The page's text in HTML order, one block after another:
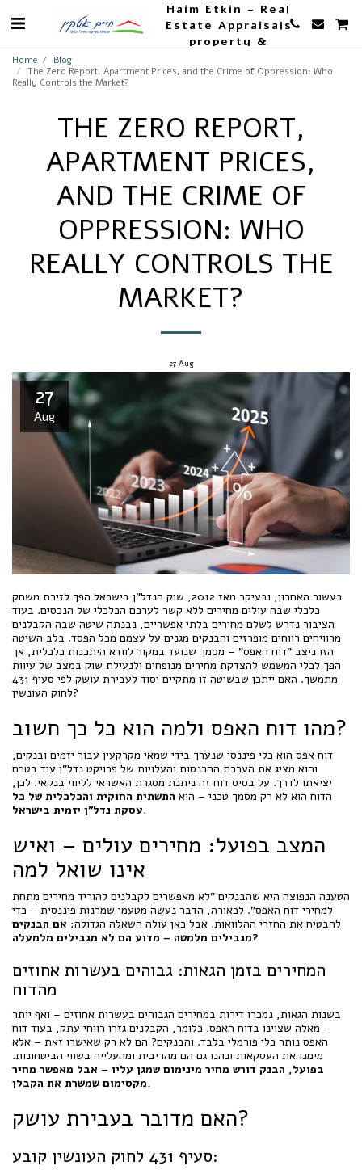
Haim Etkin - Real
Estate Appraisals
property &
Home
Blog
The Zero Report, Apartment Prices, and the Crime of Oppression: Who
Really Controls the Market?
THE ZERO REPORT,
APARTMENT PRICES,
AND THE CRIME OF
OPPRESSION: WHO
REALLY CONTROLS THE
MARKET?
27 Aug
27
Aug
בעשור האחרון, ובעיקר מאז 2012, שוק הנדל"ן בישראל הפך לזירת משחק
כלכלי שבה עולים מחירים ללא קשר לערכם הכלכלי של הנכסים. בעוד
הציבור נדרש לשלם מחירים בלתי אפשריים, נבנתה שיטה שבה הקבלנים
מרוויחים רווחים מופרזים והבנקים מגנים על עצמם מכל הפסד. בלב השיטה
הזו ניצב "דוח האפס" – מסמך שנועד במקור לוודא היתכנות כלכלית, אך
הפך לכלי המשמש להצדקת מחירים מנופחים ולנעילת שוק במצב של עיוות
מתמשך. האם ייתכן שבשיטה זו מתקיים יסוד לעבירת עושק לפי סעיף 431
לחוק העונשין?
מהו דוח האפס ולמה הוא כל כך חשוב?
דוח אפס הוא כלי פיננסי שנערך בידי שמאי מקרקעין עבור יזמים ובנקים,
והוא מציג את הערכת ההכנסות והעלויות של פרויקט נדל"ן עוד בטרם
יציאתו לדרך. על בסיס דוח זה ניתנת מסגרת האשראי לליווי בנקאי. לכן,
הדוח הוא לא רק מסמך טכני – הוא התשתית החוקית והכלכלית של כל
עסקת נדל"ן יזמית בישראל.
המצב בפועל: מחירים עולים – ואיש
אינו שואל למה
הטענה הנפוצה היא שהבנקים "לא מאפשרים לקבלנים להוריד מחירים מתחת
למחירי דוח האפס". לכאורה, הדבר נעשה מטעמי שמרנות פיננסית – כדי
להבטיח את החזרי ההלוואות. אבל כאן עולה השאלה הגדולה: אם הבנקים
מגבילים מלמטה – מדוע הם לא מגבילים מלמעלה?
המחירים בזמן הגאות: גבוהים בעשרות אחוזים
מהדוח
בשנות הגאות, נמכרו דירות במחירים הגבוהים בעשרות אחוזים – ואף יותר
– מאלה שצוינו בדוח האפס. כלומר, הקבלנים גזרו רווחי עתק, בעוד דוח
האפס נותר כלי פורמלי בלבד. והבנקים? הם לא רק שאישרו זאת – אלא
מימנו את העסקאות ונהנו גם הם מהריבית ומהעלייה בשווי הביטחונות.
בפועל, הבנק דורש מחיר מינימום שמגן עליו – אבל מאפשר מחיר
מקסימום שמשרת את הקבלן.
האם מדובר בעבירת עושק?
סעיף 431 לחוק העונשין קובע: